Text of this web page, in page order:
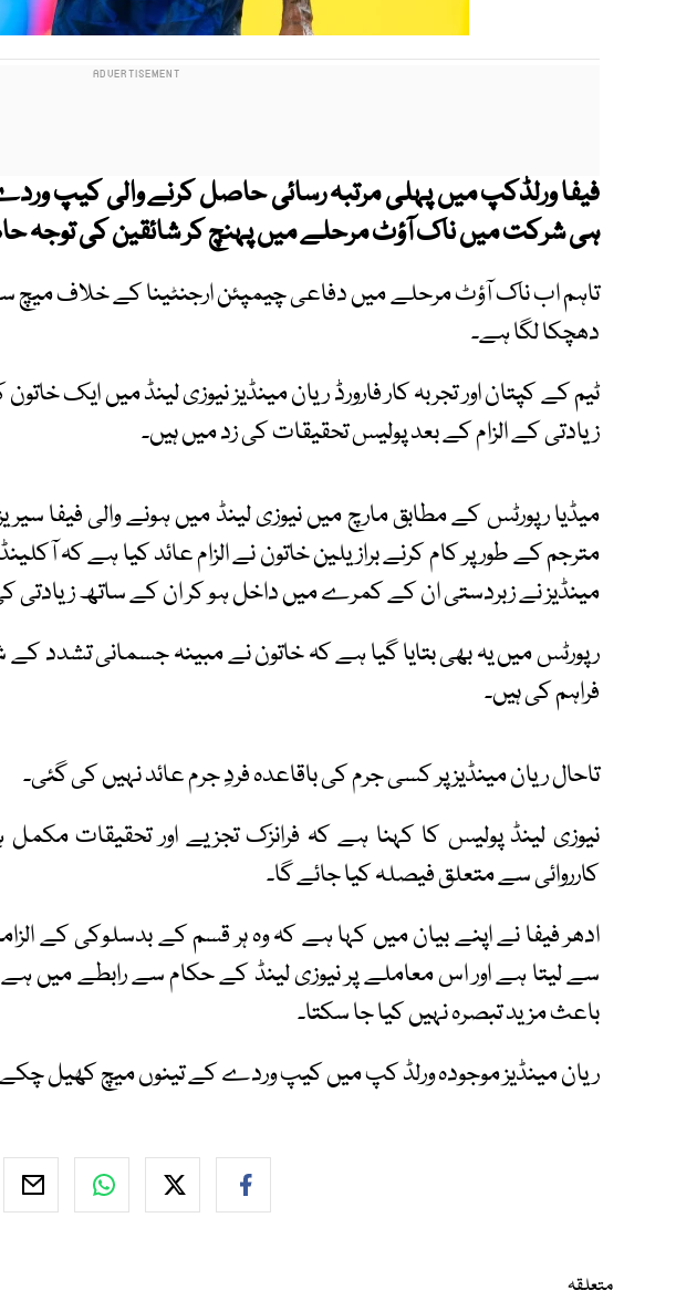
فیفا ورلڈکپ میں پہلی مرتبہ رسائی حاصل کرنے والی کیپ
ہی شرکت میں ناک آؤٹ مرحلے میں پہنچ کر شائقین کی توجہ
تاہم اب ناک آؤٹ مرحلے میں دفاعی چیمپئن ارجنٹینا کے خلاف میچ
دھچکا لگا ہے۔
ٹیم کے کپتان اور تجربہ کار فارورڈ ریان مینڈیز نیوزی لینڈ میں ایک
زیادتی کے الزام کے بعد پولیس تحقیقات کی زد میں ہیں۔
میڈیا رپورٹس کے مطابق مارچ میں نیوزی لینڈ میں ہونے والی فیفا
مترجم کے طور پر کام کرنے برازیلین خاتون نے الزام عائد کیا ہے کہ
مینڈیز نے زبردستی ان کے کمرے میں داخل ہو کر ان کے ساتھ زیادتی
رپورٹس میں یہ بھی بتایا گیا ہے کہ خاتون نے مبینہ جسمانی تشدد کے
فراہم کی ہیں۔
تاحال ریان مینڈیز پر کسی جرم کی باقاعدہ فردِ جرم عائد نہیں کی گئی۔
نیوزی لینڈ پولیس کا کہنا ہے کہ فرانزک تجزیے اور تحقیقات
کارروائی سے متعلق فیصلہ کیا جائے گا۔
ادھر فیفا نے اپنے بیان میں کہا ہے کہ وہ ہر قسم کے بدسلوکی کے
سے لیتا ہے اور اس معاملے پر نیوزی لینڈ کے حکام سے رابطے میں
باعث مزید تبصرہ نہیں کیا جا سکتا۔
ریان مینڈیز موجودہ ورلڈ کپ میں کیپ وردے کے تینوں میچ کھیل چکے
متعلقہ